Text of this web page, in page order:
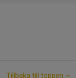
Tillbaka till toppen